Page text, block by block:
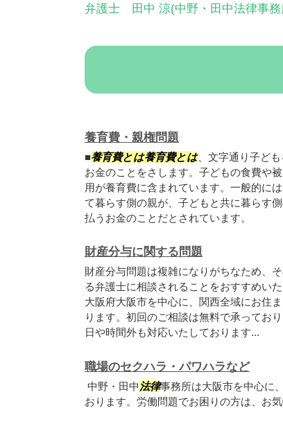
弁護士 田中 涼(中野・田中法律事務
養育費・親権問題
■養育費とは養育費とは、文字通り子ど
お金のことをさします。子どもの食費や
用が養育費に含まれています。一般的に
て暮らす側の親が、子どもと共に暮らす
払うお金のことだとされています。
財産分与に関する問題
財産分与問題は複雑になりがちなため、
る弁護士に相談されることをおすすめい
大阪府大阪市を中心に、関西全域にお住
ります。初回のご相談は無料で承ってお
日や時間外も対応いたしております...
職場のセクハラ・パワハラなど
中野・田中 法律事務所は大阪市を中心に
おります。労働問題でお困りの方は、お